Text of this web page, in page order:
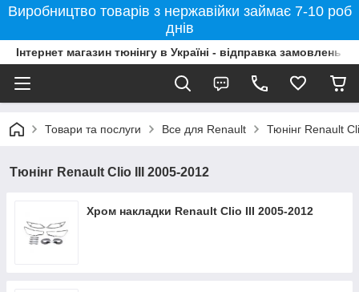
Виробництво товарів з нержавійки займає 7-10 роб
днів
Інтернет магазин тюнінгу в Україні - відправка замовлень
Товари та послуги Все для Renault Тюнінг Renault
Тюнінг Renault Clio III 2005-2012
Хром накладки Renault Clio III 2005-2012